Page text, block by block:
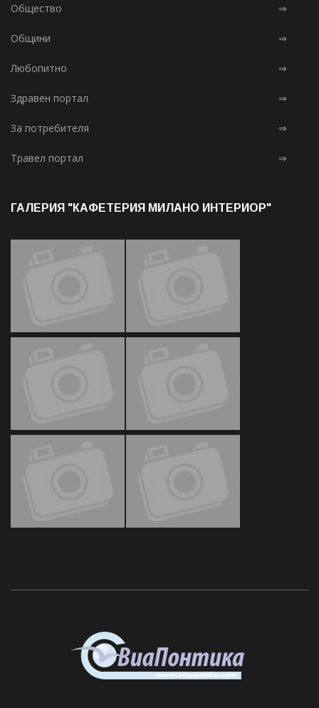
Общество ⇒
Общини ⇒
Любопитно ⇒
Здравен портал ⇒
За потребителя ⇒
Травел портал ⇒
ГАЛЕРИЯ "КАФЕТЕРИЯ МИЛАНО ИНТЕРИОР"